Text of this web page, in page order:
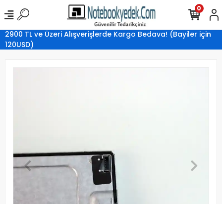
2900 TL ve Üzeri Alışverişlerde Kargo Bedava! (Bayiler için
120USD)
0